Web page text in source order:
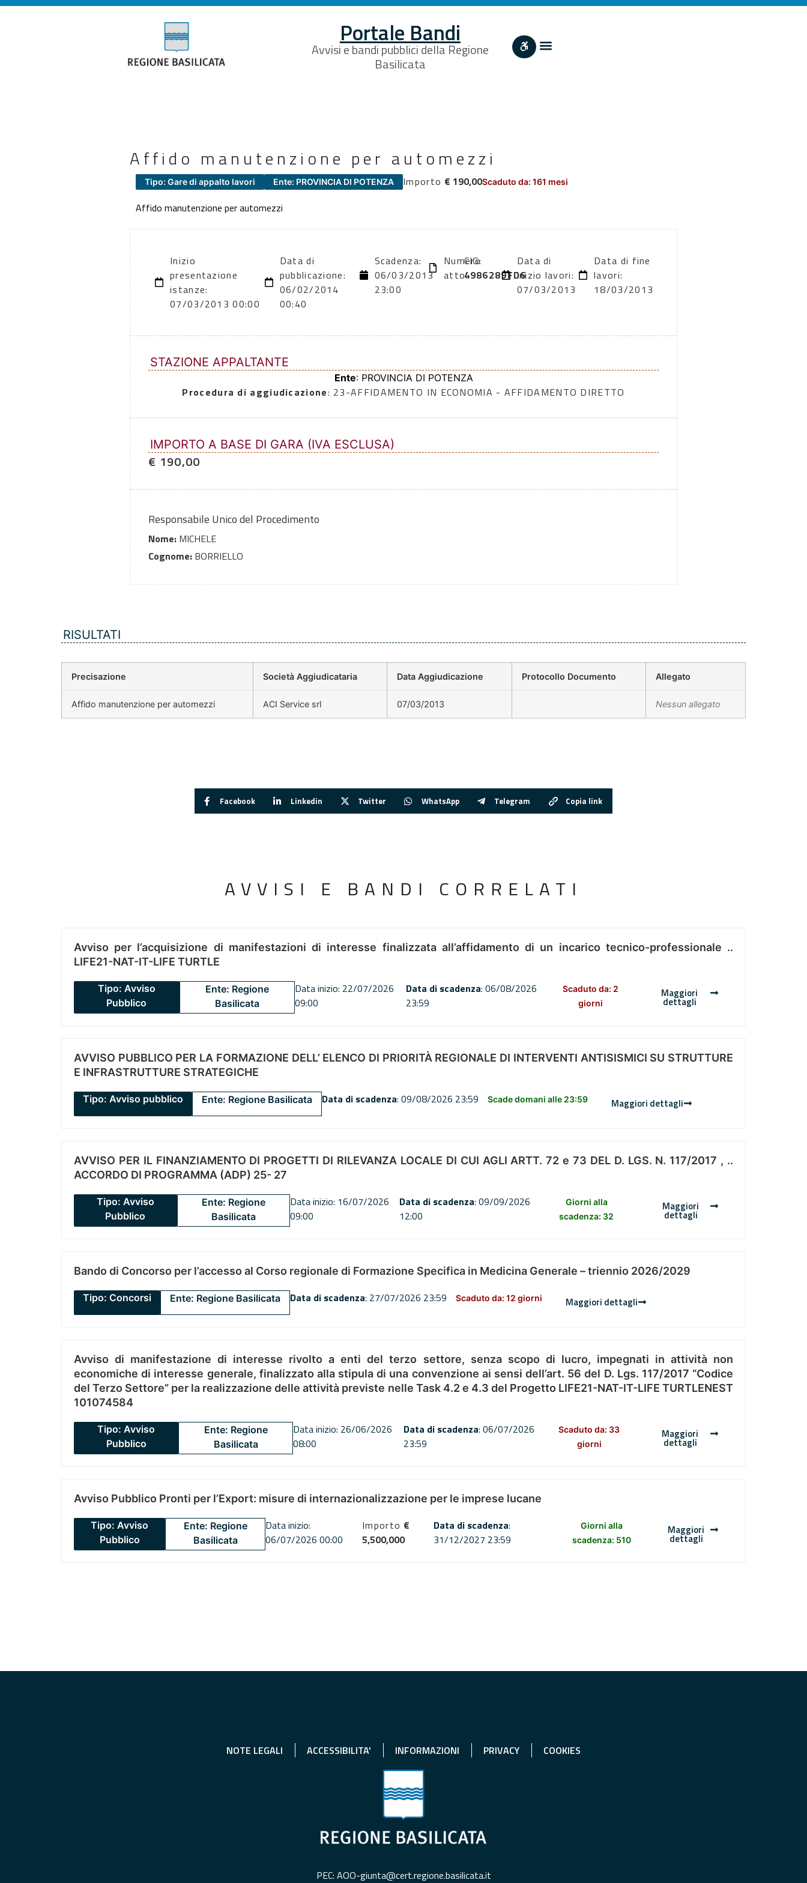
Portale Bandi
Avvisi e bandi pubblici della Regione
Basilicata
Affido manutenzione per automezzi
Tipo: Gare di appalto lavori Ente: PROVINCIA DI POTENZA Importo € 190,00Scaduto da: 161 mesi
Affido manutenzione per automezzi
Inizio
presentazione
istanze:
07/03/2013 00:00
Data di
pubblicazione:
06/02/2014
00:40
Scadenza:
06/03/2013
23:00
Numero
atto:
CIG:
4986289FD6
Data di
inizio lavori:
07/03/2013
Data di fine
lavori:
18/03/2013
STAZIONE APPALTANTE
Ente: PROVINCIA DI POTENZA
Procedura di aggiudicazione: 23-AFFIDAMENTO IN ECONOMIA - AFFIDAMENTO DIRETTO
IMPORTO A BASE DI GARA (IVA ESCLUSA)
€ 190,00
Responsabile Unico del Procedimento
Nome: MICHELE
Cognome: BORRIELLO
RISULTATI
Precisazione Società Aggiudicataria Data Aggiudicazione Protocollo Documento Allegato
Affido manutenzione per automezzi ACI Service srl 07/03/2013 Nessun allegato
Facebook Linkedin Twitter WhatsApp Telegram Copia link
AVVISI E BANDI CORRELATI
Avviso per l’acquisizione di manifestazioni di interesse finalizzata all’affidamento di un incarico tecnico-professionale ..
LIFE21-NAT-IT-LIFE TURTLE
Tipo: Avviso
Pubblico
Ente: Regione
Basilicata
Data inizio: 22/07/2026
09:00
Data di scadenza: 06/08/2026
23:59
Scaduto da: 2
giorni
Maggiori
dettagli
AVVISO PUBBLICO PER LA FORMAZIONE DELL’ ELENCO DI PRIORITÀ REGIONALE DI INTERVENTI ANTISISMICI SU STRUTTURE
E INFRASTRUTTURE STRATEGICHE
Tipo: Avviso pubblico Ente: Regione Basilicata Data di scadenza: 09/08/2026 23:59 Scade domani alle 23:59 Maggiori dettagli
AVVISO PER IL FINANZIAMENTO DI PROGETTI DI RILEVANZA LOCALE DI CUI AGLI ARTT. 72 e 73 DEL D. LGS. N. 117/2017 , ..
ACCORDO DI PROGRAMMA (ADP) 25- 27
Tipo: Avviso
Pubblico
Ente: Regione
Basilicata
Data inizio: 16/07/2026
09:00
Data di scadenza: 09/09/2026
12:00
Giorni alla
scadenza: 32
Maggiori
dettagli
Bando di Concorso per l’accesso al Corso regionale di Formazione Specifica in Medicina Generale – triennio 2026/2029
Tipo: Concorsi Ente: Regione Basilicata Data di scadenza: 27/07/2026 23:59 Scaduto da: 12 giorni Maggiori dettagli
Avviso di manifestazione di interesse rivolto a enti del terzo settore, senza scopo di lucro, impegnati in attività non
economiche di interesse generale, finalizzato alla stipula di una convenzione ai sensi dell’art. 56 del D. Lgs. 117/2017 “Codice
del Terzo Settore” per la realizzazione delle attività previste nelle Task 4.2 e 4.3 del Progetto LIFE21-NAT-IT-LIFE TURTLENEST
101074584
Tipo: Avviso
Pubblico
Ente: Regione
Basilicata
Data inizio: 26/06/2026
08:00
Data di scadenza: 06/07/2026
23:59
Scaduto da: 33
giorni
Maggiori
dettagli
Avviso Pubblico Pronti per l’Export: misure di internazionalizzazione per le imprese lucane
Tipo: Avviso
Pubblico
Ente: Regione
Basilicata
Data inizio:
06/07/2026 00:00
Importo €
5,500,000
Data di scadenza:
31/12/2027 23:59
Giorni alla
scadenza: 510
Maggiori
dettagli
NOTE LEGALI ACCESSIBILITA' INFORMAZIONI PRIVACY COOKIES
PEC: AOO-giunta@cert.regione.basilicata.it